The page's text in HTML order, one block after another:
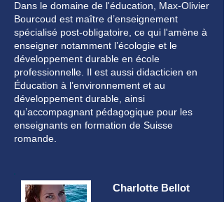
Dans le domaine de l'éducation, Max-Olivier
Bourcoud est maître d’enseignement
spécialisé post-obligatoire, ce qui l'amène à
enseigner notamment l’écologie et le
développement durable en école
professionnelle. Il est aussi didacticien en
Éducation à l’environnement et au
développement durable, ainsi
qu’accompagnant pédagogique pour les
enseignants en formation de Suisse
romande.
Charlotte Bellot